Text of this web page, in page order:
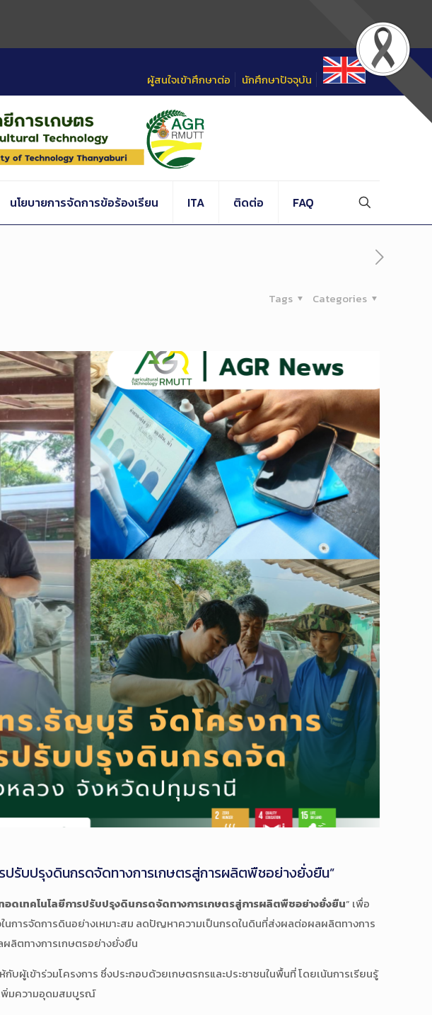
ผู้สนใจเข้าศึกษาต่อ นักศึกษาปัจจุบัน
นโยบายการจัดการข้อร้องเรียน ITA ติดต่อ FAQ
Categories
Tags
ปรับปรุงดินกรดจัดทางการเกษตรสู่การผลิตพืชอย่างยั่งยืน”
อดเทคโนโลยีการปรับปรุงดินกรดจัดทางการเกษตรสู่การผลิตพืชอย่างยั่งยืน” เพื่อ
นการจัดการดินอย่างเหมาะสม ลดปัญหาความเป็นกรดในดินที่ส่งผลต่อผลผลิตทางการ
ลิตทางการเกษตรอย่างยั่งยืน
กับผู้เข้าร่วมโครงการ ซึ่งประกอบด้วยเกษตรกรและประชาชนในพื้นที่ โดยเน้นการเรียนรู้
พิ่มความอุดมสมบูรณ์